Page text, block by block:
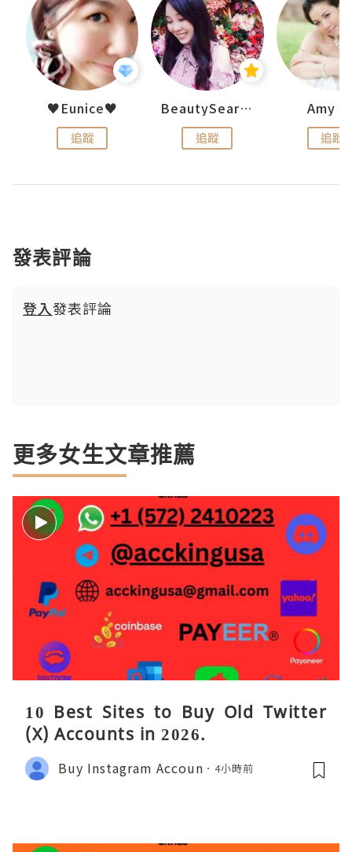
♥Eunice♥
追蹤
BeautySearch
追蹤
Amy
追蹤
發表評論
登入發表評論
更多女生文章推薦
10 Best Sites to Buy Old Twitter
(X) Accounts in 2026.
Buy Instagram Accoun 4小時前